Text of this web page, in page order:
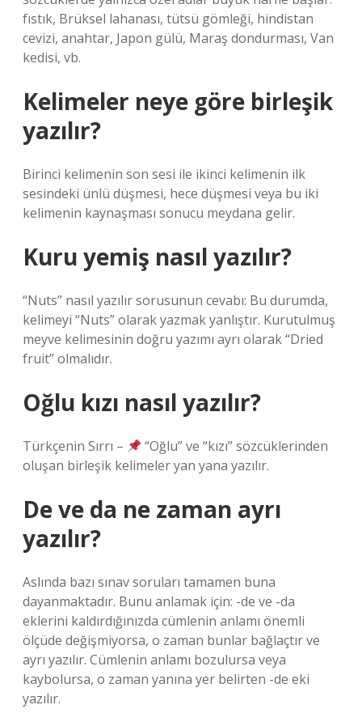
fıstık, Brüksel lahanası, tütsü gömleği, hindistan
cevizi, anahtar, Japon gülü, Maraş dondurması, Van
kedisi, vb.
Kelimeler neye göre birleşik
yazılır?
Birinci kelimenin son sesi ile ikinci kelimenin ilk
sesindeki ünlü düşmesi, hece düşmesi veya bu iki
kelimenin kaynaşması sonucu meydana gelir.
Kuru yemiş nasıl yazılır?
“Nuts” nasıl yazılır sorusunun cevabı: Bu durumda,
kelimeyi “Nuts” olarak yazmak yanlıştır. Kurutulmuş
meyve kelimesinin doğru yazımı ayrı olarak “Dried
fruit” olmalıdır.
Oğlu kızı nasıl yazılır?
Türkçenin Sırrı –
“Oğlu” ve “kızı” sözcüklerinden
oluşan birleşik kelimeler yan yana yazılır.
De ve da ne zaman ayrı
yazılır?
Aslında bazı sınav soruları tamamen buna
dayanmaktadır. Bunu anlamak için: -de ve -da
eklerini kaldırdığınızda cümlenin anlamı önemli
ölçüde değişmiyorsa, o zaman bunlar bağlaçtır ve
ayrı yazılır. Cümlenin anlamı bozulursa veya
kaybolursa, o zaman yanına yer belirten -de eki
yazılır.